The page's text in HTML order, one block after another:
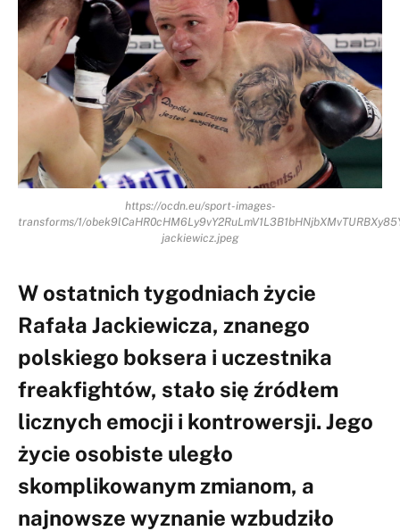
https://ocdn.eu/sport-images-
transforms/1/
jackiewicz.jpeg
W ostatnich tygodniach życie
Rafała Jackiewicza, znanego
polskiego boksera i uczestnika
freakfightów, stało się źródłem
licznych emocji i kontrowersji. Jego
życie osobiste uległo
skomplikowanym zmianom, a
najnowsze wyznanie wzbudziło